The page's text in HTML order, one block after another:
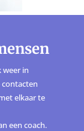
weer in
contacten
elkaar te
een coach.